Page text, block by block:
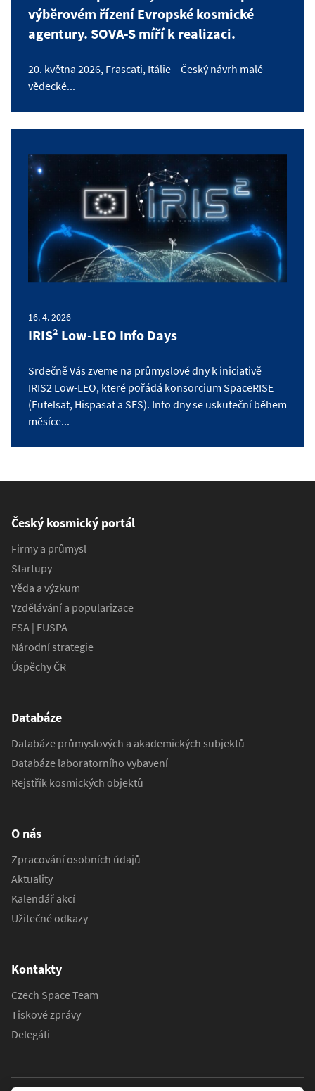
výběrovém řízení Evropské kosmické
agentury. SOVA-S míří k realizaci.
20. května 2026, Frascati, Itálie – Český návrh malé
vědecké...
16. 4. 2026
IRIS² Low-LEO Info Days
Srdečně Vás zveme na průmyslové dny k iniciativě
IRIS2 Low-LEO, které pořádá konsorcium SpaceRISE
(Eutelsat, Hispasat a SES). Info dny se uskuteční během
měsíce...
Český kosmický portál
Firmy a průmysl
Startupy
Věda a výzkum
Vzdělávání a popularizace
ESA | EUSPA
Národní strategie
Úspěchy ČR
Databáze
Databáze průmyslových a akademických subjektů
Databáze laboratorního vybavení
Rejstřík kosmických objektů
O nás
Zpracování osobních údajů
Aktuality
Kalendář akcí
Užitečné odkazy
Kontakty
Czech Space Team
Tiskové zprávy
Delegáti